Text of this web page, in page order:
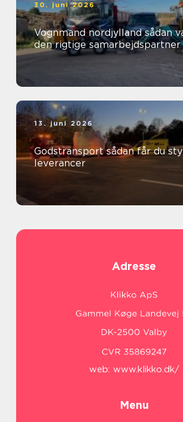
30. juni 2026
Vognmand nordjylland sådan vælger du
den rigtige samarbejdspartner
13. juni 2026
Godstransport sådan får du styr på dine
leverancer
Adresse
web: www.klikko.dk/
Menu